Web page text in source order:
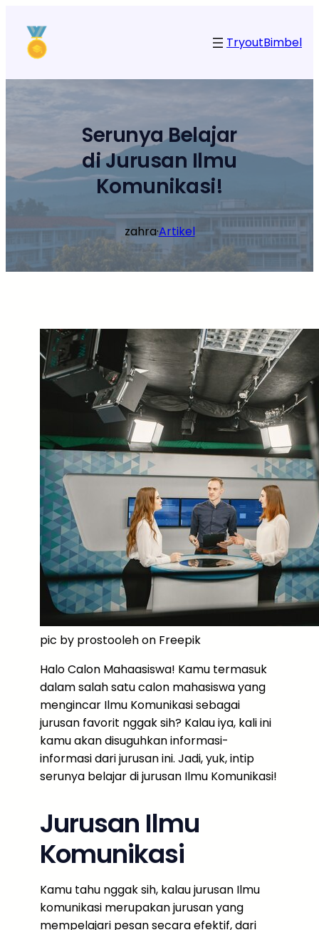
konten
TryoutBimbel
Serunya Belajar
di Jurusan Ilmu
Komunikasi!
zahra·Artikel
pic by prostooleh on Freepik
Halo Calon Mahaasiswa! Kamu termasuk
dalam salah satu calon mahasiswa yang
mengincar Ilmu Komunikasi sebagai
jurusan favorit nggak sih? Kalau iya, kali ini
kamu akan disuguhkan informasi-
informasi dari jurusan ini. Jadi, yuk, intip
serunya belajar di jurusan Ilmu Komunikasi!
Jurusan Ilmu
Komunikasi
Kamu tahu nggak sih, kalau jurusan Ilmu
komunikasi merupakan jurusan yang
mempelajari pesan secara efektif, dari